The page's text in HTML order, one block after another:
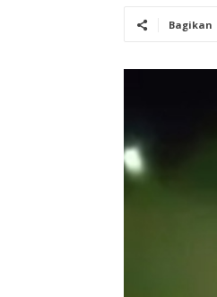
Bagikan